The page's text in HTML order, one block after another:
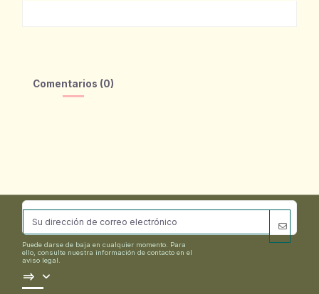
Comentarios (0)
Puede darse de baja en cualquier momento. Para
ello, consulte nuestra información de contacto en el
aviso legal.
==>